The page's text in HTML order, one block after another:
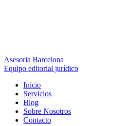
Asesoria Barcelona
Equipo editorial jurídico
Inicio
Servicios
Blog
Sobre Nosotros
Contacto